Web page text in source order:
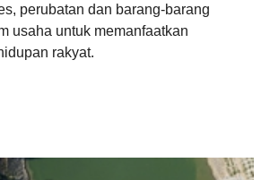
perubatan dan barang-barang
usaha untuk memanfaatkan
rakyat.